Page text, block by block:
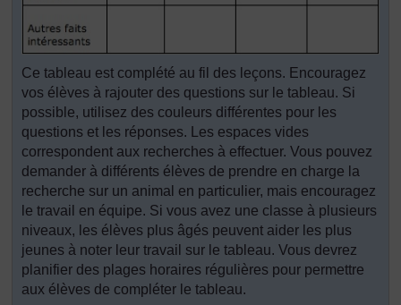
Ce tableau est complété au fil des leçons. Encouragez
vos élèves à rajouter des questions sur le tableau. Si
possible, utilisez des couleurs différentes pour les
questions et les réponses. Les espaces vides
correspondent aux recherches à effectuer. Vous pouvez
demander à différents élèves de prendre en charge la
recherche sur un animal en particulier, mais encouragez
le travail en équipe. Si vous avez une classe à plusieurs
niveaux, les élèves plus âgés peuvent aider les plus
jeunes à noter leur travail sur le tableau. Vous devrez
planifier des plages horaires régulières pour permettre
aux élèves de compléter le tableau.